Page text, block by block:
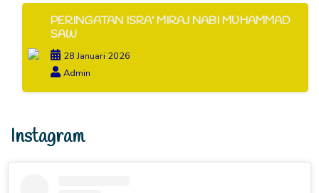
PERINGATAN ISRA' MIRAJ NABI MUHAMMAD
SAW
28 Januari 2026
Admin
Instagram